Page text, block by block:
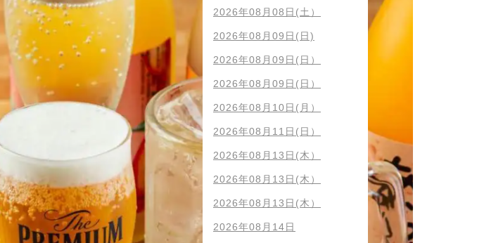
2026年08月08日(土）
2026年08月09日(日)
2026年08月09日(日）
2026年08月09日(日）
2026年08月10日(月）
2026年08月11日(日）
2026年08月13日(木）
2026年08月13日(木）
2026年08月13日(木）
2026年08月14日